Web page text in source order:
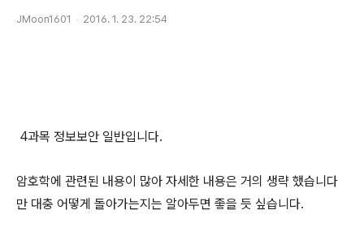
JMoon1601 2016. 1. 23. 22:54
4과목 정보보안 일반입니다.
암호학에 관련된 내용이 많아 자세한 내용은 거의 생략 했습니다
만 대충 어떻게 돌아가는지는 알아두면 좋을 듯 싶습니다.